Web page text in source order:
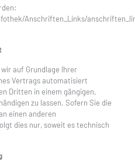
Anschriften_Links/
auf Grundlage Ihrer
Vertrags automatisiert
Dritten in einem gängigen,
zu lassen. Sofern Sie die
einen anderen
dies nur, soweit es technisch